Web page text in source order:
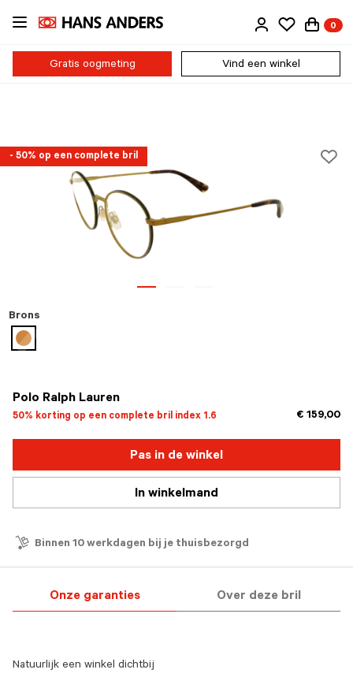
Ga
naar
inhoud
0
Gratis oogmeting Vind een winkel
- 50% op een complete bril
Polo Ralph Lauren
50% korting op een complete bril index 1.6 € 159,00
Brons
geselecteerd
Pas in de winkel
In winkelmand
Binnen 10 werkdagen bij je thuisbezorgd
Onze garanties Over deze bril
Natuurlijk een winkel dichtbij